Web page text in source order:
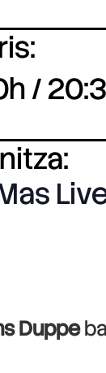
/
Duppe